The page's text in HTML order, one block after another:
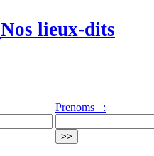
Nos lieux-dits
Prenoms :